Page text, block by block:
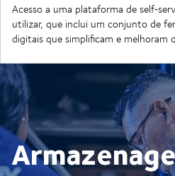
Acesso a uma plataforma de
utilizar, que inclui um conjunto de
digitais que simplificam e melhoram